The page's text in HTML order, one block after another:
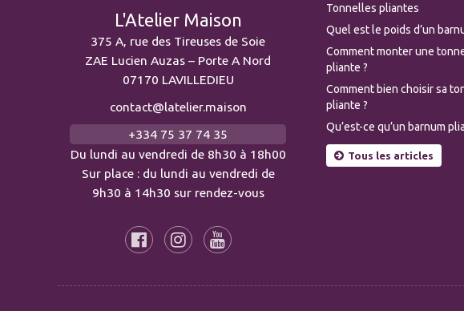
L'Atelier Maison
375 A, rue des Tireuses de Soie
ZAE Lucien Auzas – Porte A Nord
07170 LAVILLEDIEU
contact@latelier.maison
+334 75 37 74 35
Du lundi au vendredi de 8h30 à 18h00
Sur place : du lundi au vendredi de
9h30 à 14h30 sur rendez-vous
Tonnelles pliantes
Quel est le poids d’un
Comment monter une
pliante ?
Comment bien choisir sa
pliante ?
Qu’est-ce qu’un barnum
Tous les articles